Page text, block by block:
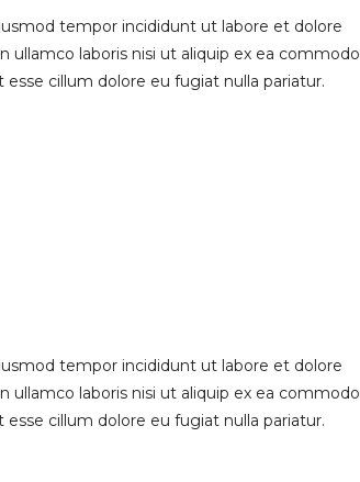
tempor incididunt ut labore et dolore
ullamco laboris nisi ut aliquip ex ea commodo
cillum dolore eu fugiat nulla pariatur.
tempor incididunt ut labore et dolore
ullamco laboris nisi ut aliquip ex ea commodo
cillum dolore eu fugiat nulla pariatur.